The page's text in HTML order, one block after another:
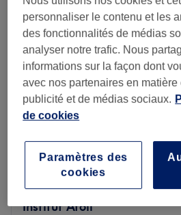
Institut Atoll
personnaliser le contenu et les
des fonctionnalités de médias
analyser notre trafic. Nous
informations sur la façon dont
avec nos partenaires en
publicité et de médias sociaux.
de cookies
Paramètres des
cookies